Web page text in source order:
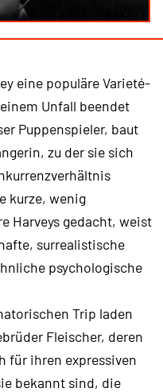
eine populäre Varieté-
Unfall beendet
Puppenspieler, baut
zu der sie sich
kurze, wenig
Harveys gedacht, weist
surrealistische
psychologische
Trip laden
Fleischer, deren
für ihren expressiven
bekannt sind, die